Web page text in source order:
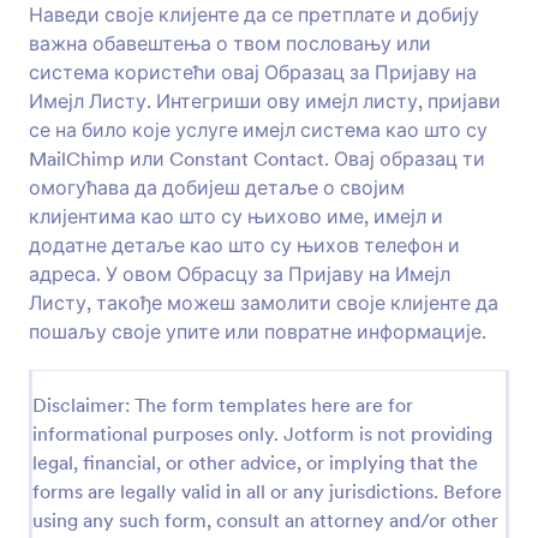
Наведи своје клијенте да се претплате и добију
важна обавештења о твом пословању или
система користећи овај Образац за Пријаву на
Имејл Листу. Интегриши ову имејл листу, пријави
се на било које услуге имејл система као што су
MailChimp или Constant Contact. Овај образац ти
омогућава да добијеш детаље о својим
клијентима као што су њихово име, имејл и
додатне детаље као што су њихов телефон и
адреса. У овом Обрасцу за Пријаву на Имејл
Листу, такође можеш замолити своје клијенте да
пошаљу своје упите или повратне информације.
Disclaimer: The form templates here are for
informational purposes only. Jotform is not providing
legal, financial, or other advice, or implying that the
forms are legally valid in all or any jurisdictions. Before
using any such form, consult an attorney and/or other
Преглед